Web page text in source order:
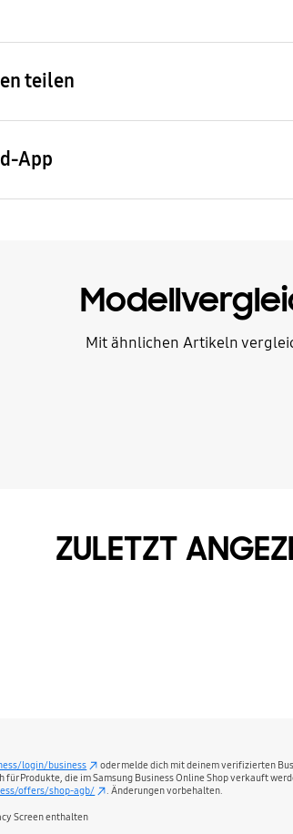
teilen
App
Mit ähnlichen Artikeln
ZULETZT
login/business oder melde dich mit deinem verifizierten
Produkte, die im Samsung Business Online Shop verkauft
offers/shop-agb/
. Änderungen vorbehalten.
Screen enthalten